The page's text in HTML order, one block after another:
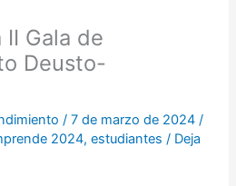
II Gala de
Deusto-
/7 de marzo de 2024/
2024,estudiantes / Deja